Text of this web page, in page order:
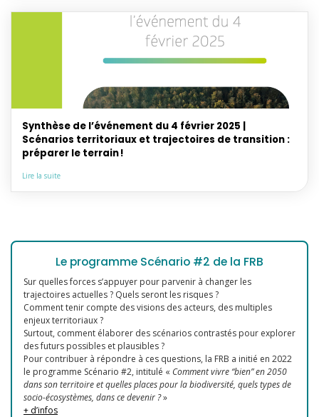
Synthèse de l’événement du 4 février 2025 |
Scénarios territoriaux et trajectoires de transition :
préparer le terrain !
Lire la suite
Le programme Scénario #2 de la FRB
Sur quelles forces s’appuyer pour parvenir à changer les
trajectoires actuelles ? Quels seront les risques ?
Comment tenir compte des visions des acteurs, des multiples
enjeux territoriaux ?
Surtout, comment élaborer des scénarios contrastés pour explorer
des futurs possibles et plausibles ?
Pour contribuer à répondre à ces questions, la FRB a initié en 2022
le programme Scénario #2, intitulé « Comment vivre “bien” en 2050
dans son territoire et quelles places pour la biodiversité, quels types de
socio-écosystèmes, dans ce devenir ?»
+ d’infos